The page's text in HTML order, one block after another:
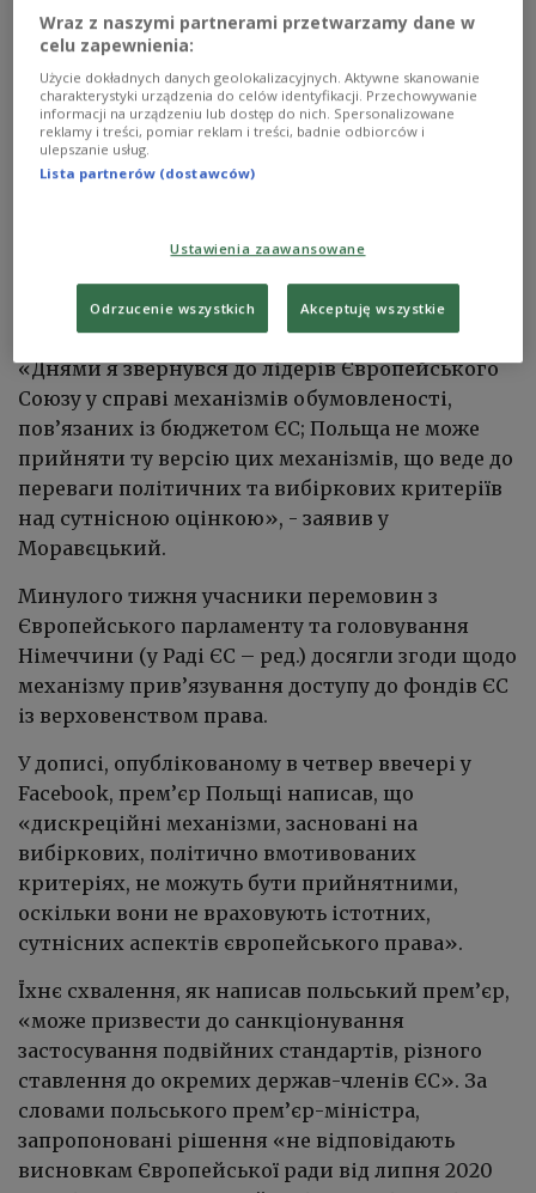
Прапор Євросоюзу Capri23auto z Pixabay
Прем'єр-міністр Польщі Матеуш
Моравєцький
Європейського Союзу на 2021-2027 роки, якщо в
«Днями я звернувся до лідерів Європейського
Союзу у справі механізмів обумовленості,
пов’язаних із бюджетом ЄС; Польща не може
прийняти ту версію цих механізмів, що веде до
переваги політичних та вибіркових критеріїв
над сутнісною оцінкою», - заявив у
Моравєцький.
Минулого тижня учасники перемовин з
Європейського парламенту та головування
Німеччини (у Раді ЄС – ред.) досягли згоди щодо
механізму прив’язування доступу до фондів ЄС
із верховенством права.
У дописі, опублікованому в четвер ввечері у
Facebook, прем’єр Польщі написав, що
«дискреційні механізми, засновані на
вибіркових, політично вмотивованих
критеріях, не можуть бути прийнятними,
оскільки вони не враховують істотних,
сутнісних аспектів європейського права».
Їхнє схвалення, як написав польський прем’єр,
«може призвести до санкціонування
застосування подвійних стандартів, різного
ставлення до окремих держав-членів ЄС». За
словами польського прем’єр-міністра,
запропоновані рішення «не відповідають
висновкам Європейської ради від липня 2020
Wraz z naszymi partnerami przetwarzamy dane w
celu zapewnienia:
Użycie dokładnych danych geolokalizacyjnych. Aktywne skanowanie
charakterystyki urządzenia do celów identyfikacji. Przechowywanie
informacji na urządzeniu lub dostęp do nich. Spersonalizowane
reklamy i treści, pomiar reklam i treści, badnie odbiorców i
ulepszanie usług.
Lista partnerów (dostawców)
Ustawienia zaawansowane
Odrzucenie wszystkich Akceptuję wszystkie